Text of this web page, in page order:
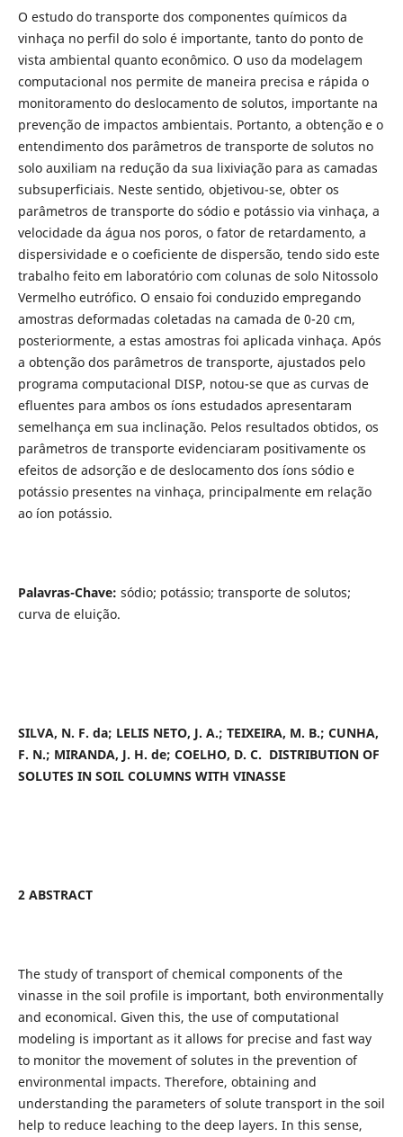
O estudo do transporte dos componentes químicos da
vinhaça no perfil do solo é importante, tanto do ponto de
vista ambiental quanto econômico. O uso da modelagem
computacional nos permite de maneira precisa e rápida o
monitoramento do deslocamento de solutos, importante na
prevenção de impactos ambientais. Portanto, a obtenção e o
entendimento dos parâmetros de transporte de solutos no
solo auxiliam na redução da sua lixiviação para as camadas
subsuperficiais. Neste sentido, objetivou-se, obter os
parâmetros de transporte do sódio e potássio via vinhaça, a
velocidade da água nos poros, o fator de retardamento, a
dispersividade e o coeficiente de dispersão, tendo sido este
trabalho feito em laboratório com colunas de solo Nitossolo
Vermelho eutrófico. O ensaio foi conduzido empregando
amostras deformadas coletadas na camada de 0-20 cm,
posteriormente, a estas amostras foi aplicada vinhaça. Após
a obtenção dos parâmetros de transporte, ajustados pelo
programa computacional DISP, notou-se que as curvas de
efluentes para ambos os íons estudados apresentaram
semelhança em sua inclinação. Pelos resultados obtidos, os
parâmetros de transporte evidenciaram positivamente os
efeitos de adsorção e de deslocamento dos íons sódio e
potássio presentes na vinhaça, principalmente em relação
ao íon potássio.
Palavras-Chave: sódio; potássio; transporte de solutos;
curva de eluição.
SILVA, N. F. da; LELIS NETO, J. A.; TEIXEIRA, M. B.; CUNHA,
F. N.; MIRANDA, J. H. de; COELHO, D. C. DISTRIBUTION OF
SOLUTES IN SOIL COLUMNS WITH VINASSE
2 ABSTRACT
The study of transport of chemical components of the
vinasse in the soil profile is important, both environmentally
and economical. Given this, the use of computational
modeling is important as it allows for precise and fast way
to monitor the movement of solutes in the prevention of
environmental impacts. Therefore, obtaining and
understanding the parameters of solute transport in the soil
help to reduce leaching to the deep layers. In this sense,